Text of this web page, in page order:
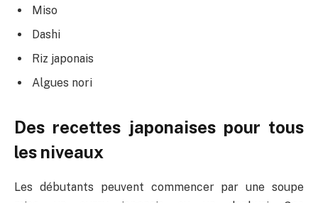
Miso
Dashi
Riz japonais
Algues nori
Des recettes japonaises pour tous
les niveaux
Les débutants peuvent commencer par une soupe